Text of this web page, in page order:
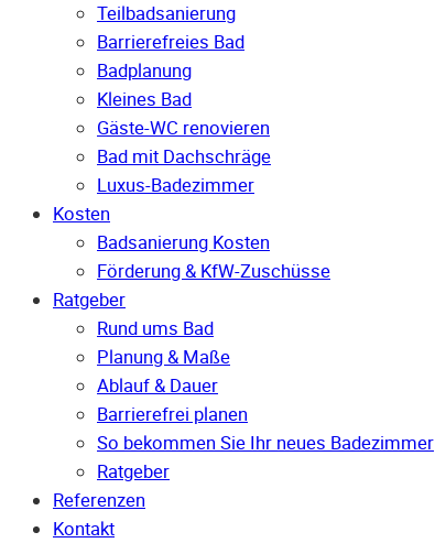
Teilbadsanierung
Barrierefreies Bad
Badplanung
Kleines Bad
Gäste-WC renovieren
Bad mit Dachschräge
Luxus-Badezimmer
Kosten
Badsanierung Kosten
Förderung & KfW-Zuschüsse
Ratgeber
Rund ums Bad
Planung & Maße
Ablauf & Dauer
Barrierefrei planen
So bekommen Sie Ihr neues Badezimmer
Ratgeber
Referenzen
Kontakt